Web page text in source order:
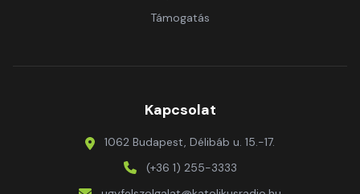
Támogatás
Kapcsolat
1062 Budapest, Délibáb u. 15.-17.
(+36 1) 255-3333